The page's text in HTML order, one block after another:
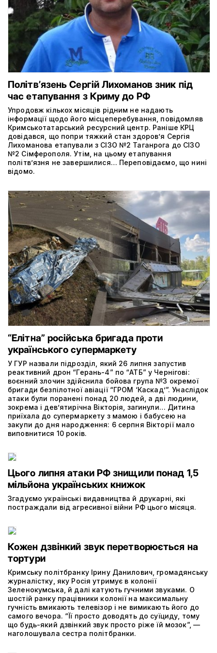
Політвʼязень Сергій Лихоманов зник під
час етапування з Криму до РФ
Упродовж кількох місяців рідним не надають
інформації щодо його місцеперебування, повідомляв
Кримськотатарський ресурсний центр. Раніше КРЦ
довідався, що попри тяжкий стан здоров’я Сергія
Лихоманова етапували з СІЗО №2 Таганрога до СІЗО
№2 Сімферополя. Утім, на цьому етапування
політвʼязня не завершилися… Переповідаємо, що нині
відомо.
“Елітна” російська бригада проти
українського супермаркету
У ГУР назвали підрозділ, який 26 липня запустив
реактивний дрон “Герань-4” по “АТБ” у Чернігові:
воєнний злочин здійснила бойова група №3 окремої
бригади безпілотної авіації “ГРОМ ‘Каскад’”. Унаслідок
атаки були поранені понад 20 людей, а дві людини,
зокрема і дев’ятирічна Вікторія, загинули… Дитина
приїхала до супермаркету з мамою і бабусею на
закупи до дня народження: 6 серпня Вікторії мало
виповнитися 10 років.
Цього липня атаки РФ знищили понад 1,5
мільйона українських книжок
Згадуємо українські видавництва й друкарні, які
постраждали від агресивної війни РФ цього місяця.
Кожен дзвінкий звук перетворюється на
тортури
Кримську політбранку Ірину Данилович, громадянську
журналістку, яку Росія утримує в колонії
Зеленокумська, й далі катують гучними звуками. О
шостій ранку працівники колонії на максимальну
гучність вмикають телевізор і не вимикають його до
самого вечора. “Її просто доводять до суїциду, тому
що будь-який дзвінкий звук просто ріже їй мозок”, —
наголошувала сестра політбранки.